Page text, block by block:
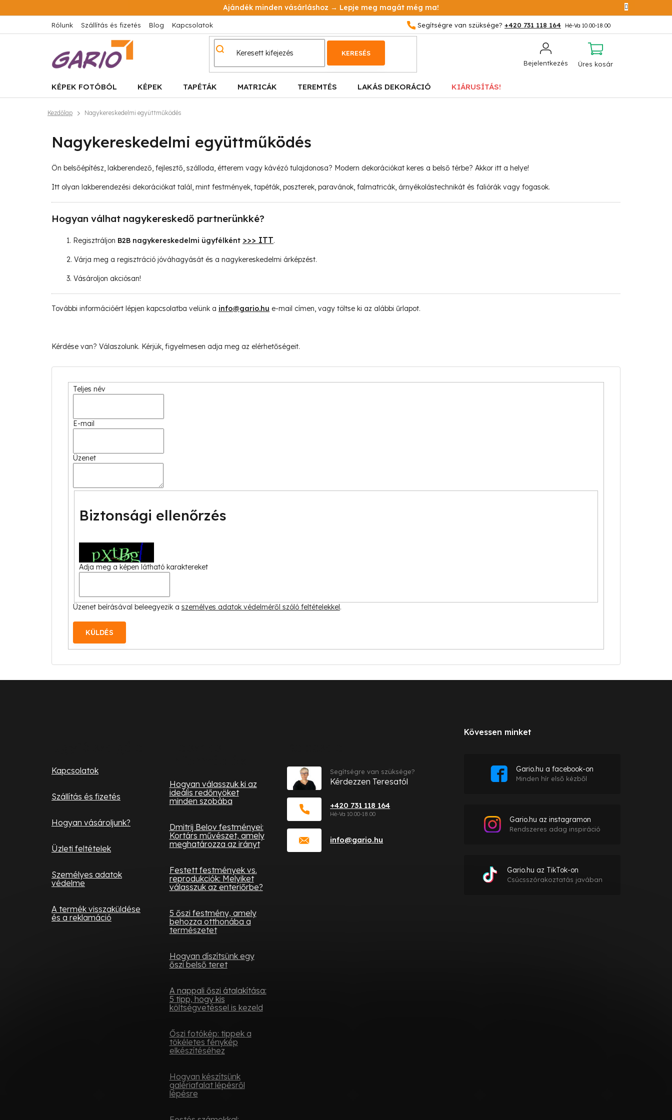
a
tartalomhoz
Ajándék minden vásárláshoz → Lepje meg magát még ma!
+420 731 118 164
Rólunk Szállítás és fizetés Blog Kapcsolatok
Bejelentkezés
KERESÉS
KOSÁR
Üres kosár
KÉPEK FOTÓBÓL KÉPEK TAPÉTÁK MATRICÁK TEREMTÉS LAKÁS DEKORÁCIÓ KIÁRUSÍTÁS!
Kezdőlap Nagykereskedelmi együttműködés
Nagykereskedelmi együttműködés
Ön belsőépítész, lakberendező, fejlesztő, szálloda, étterem vagy kávézó tulajdonosa? Modern dekorációkat keres a belső térbe? Akkor itt a helye!
Itt olyan lakberendezési dekorációkat talál, mint festmények, tapéták, poszterek, paravánok, falmatricák, árnyékolástechnikát és faliórák vagy fogasok.
Hogyan válhat nagykereskedő partnerünkké?
1. Regisztráljon B2B nagykereskedelmi ügyfélként >>> ITT.
2. Várja meg a regisztráció jóváhagyását és a nagykereskedelmi árképzést.
3. Vásároljon akciósan!
További információért lépjen kapcsolatba velünk a info@gario.hu e-mail címen, vagy töltse ki az alábbi űrlapot.
Kérdése van? Válaszolunk. Kérjük, figyelmesen adja meg az elérhetőségeit.
Teljes név
E-mail
Üzenet
Biztonsági ellenőrzés
Adja meg a képen látható karaktereket
Üzenet beírásával beleegyezik a személyes adatok védelméről szóló feltételekkel.
KÜLDÉS
Kapcsolatok
Szállítás és fizetés
Hogyan vásároljunk?
Üzleti feltételek
Személyes adatok
védelme
A termék visszaküldése
és a reklamáció
Hogyan válasszuk ki az
ideális redőnyöket
minden szobába
Dmitrij Belov festményei:
Kortárs művészet, amely
meghatározza az irányt
Festett festmények vs.
reprodukciók: Melyiket
válasszuk az enteriőrbe?
5 őszi festmény, amely
behozza otthonába a
természetet
Hogyan díszítsünk egy
őszi belső teret
A nappali őszi átalakítása:
5 tipp, hogy kis
költségvetéssel is kezeld
Őszi fotókép: tippek a
tökéletes fénykép
elkészítéséhez
Hogyan készítsünk
galériafalat lépésről
lépésre
info@gario.hu
+420 731 118 164
Segítségre van szüksége?
Kérdezzen Teresatól
Kövessen minket
Gario.hu a facebook-on
Minden hír első kézből
Gario.hu az instagramon
Rendszeres adag inspiráció
Gario.hu az TikTok-on
Csúcsszórakoztatás javában